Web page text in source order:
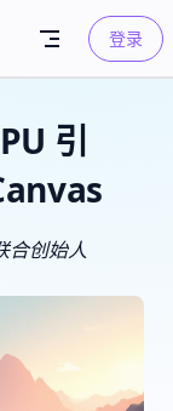
登录
引
合创始人